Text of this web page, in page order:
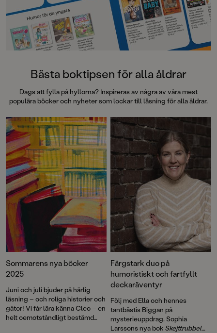
Bästa boktipsen för alla åldrar
Dags att fylla på hyllorna? Inspireras av några av våra mest
populära böcker och nyheter som lockar till läsning för alla åldrar.
Sommarens nya böcker
2025
Juni och juli bjuder på härlig
läsning – och roliga historier och
gåtor! Vi får lära känna Cleo – en
helt oemotståndligt bestämd
Färgstark duo på
humoristiskt och fartfyllt
deckaräventyr
Följ med Ella och hennes
tantbästis Biggan på
mysterieuppdrag. Sophia
Larssons nya bok Skejttrubbel